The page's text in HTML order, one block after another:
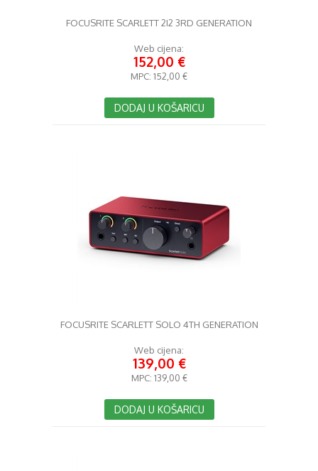
FOCUSRITE SCARLETT 2I2 3RD GENERATION
Web cijena:
152,00 €
MPC: 152,00 €
DODAJ U KOŠARICU
FOCUSRITE SCARLETT SOLO 4TH GENERATION
Web cijena:
139,00 €
MPC: 139,00 €
DODAJ U KOŠARICU